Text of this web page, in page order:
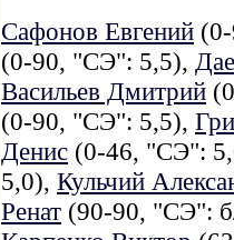
Сафонов Евгений
(0-90, "СЭ": 5,5),
Васильев Дмитрий
(0-90, "СЭ": 5,5),
Денис (0-46, "СЭ":
5,0), Кульчий
Ренат (90-90, "СЭ":